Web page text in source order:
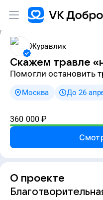
Журавлик
Скажем травле
Помогли остановить
Москва До 26
360 000 ₽
О проекте